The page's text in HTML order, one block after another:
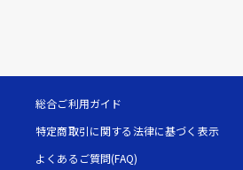
総合ご利用ガイド
特定商取引に関する法律に基づく表示
よくあるご質問(FAQ)